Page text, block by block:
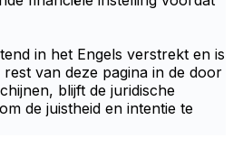
in het Engels verstrekt en is
van deze pagina in de door
blijft de juridische
de juistheid en intentie te